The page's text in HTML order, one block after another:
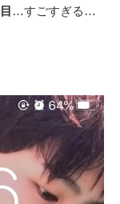
…すごすぎる…